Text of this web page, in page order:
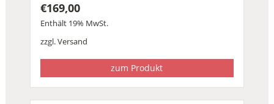
€169,00
Enthält 19% MwSt.
zzgl.Versand
zum Produkt